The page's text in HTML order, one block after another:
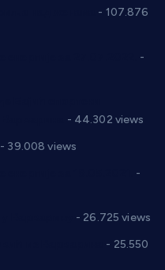
- 107.876
-
- 44.302 views
- 39.008 views
-
- 26.725 views
- 25.550